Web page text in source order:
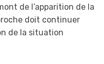
de l’apparition de la
doit continuer
de la situation